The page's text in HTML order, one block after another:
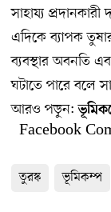
সাহায্য
এদিকে ব্যাপক
ব্যবস্থার অবনতি
ঘটাতে পারে বলে
আরও পড়ুন:
Facebook
তুরস্ক ভূমিকম্প